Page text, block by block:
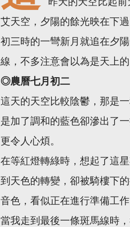
艾天空，夕陽的餘光映在下
初三時的一彎新月就追在夕
線，不多注意會以為是天上
◎農曆七月初二
這天的天空比較陰鬱，那是
是加了調和的藍色卻滲出了
更令人心煩。
在等紅燈轉綠時，想起了這
到天色的轉變，卻被騎樓下
音色，看似正在進行準備工
當我走到最後一條斑馬線時